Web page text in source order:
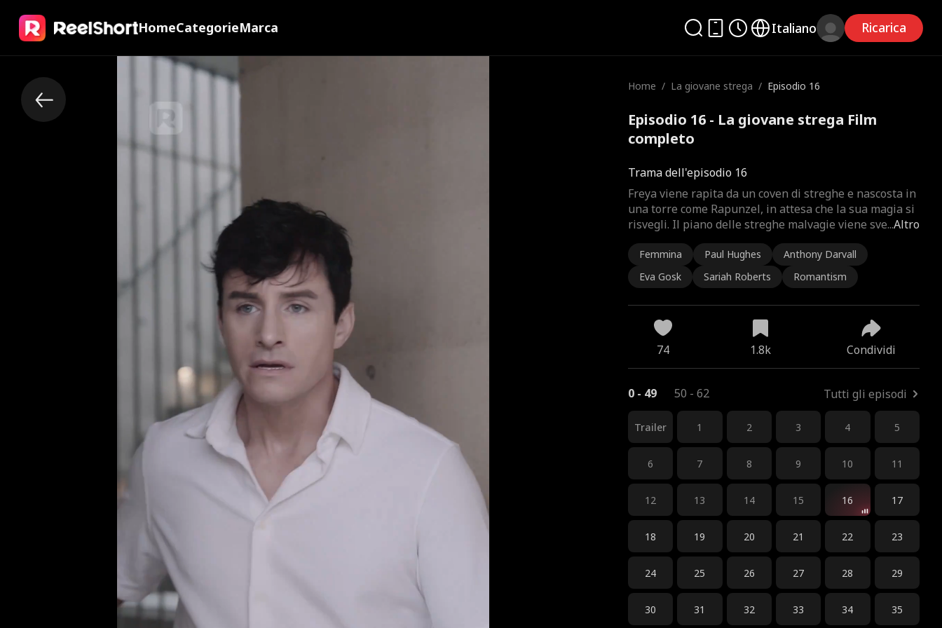
HomeCategorieMarca Italiano Ricarica
Home / La giovane strega / Episodio 16
Episodio 16 - La giovane strega Film
completo
Trama dell'episodio 16
Altro
Freya viene rapita da un coven di streghe e nascosta in
una torre come Rapunzel, in attesa che la sua magia si
risvegli. Il piano delle streghe malvagie viene sve...
Femmina Paul Hughes
Anthony Darvall
Eva Gosk
Sariah Roberts Romantism
74 1.8k Condividi
0 - 49 50 - 62 Tutti gli episodi
Trailer 1 2 3 4 5
6 7 8 9 10 11
12 13 14 15 16 17
18 19 20 21 22 23
24 25 26 27 28 29
30 31 32 33 34 35